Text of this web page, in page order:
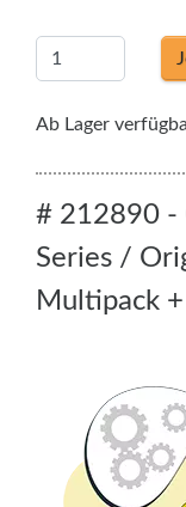
Ab Lager
# 212890 -
Series /
Multipack